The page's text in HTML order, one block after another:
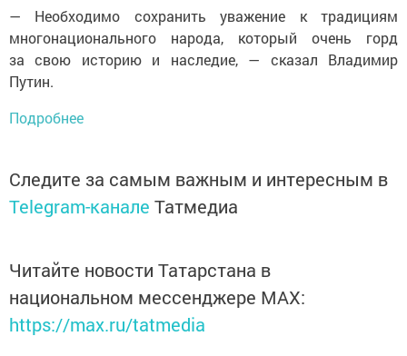
— Необходимо сохранить уважение к традициям
многонационального народа, который очень горд
за свою историю и наследие, — сказал Владимир
Путин.
Подробнее
Следите за самым важным и интересным в
Telegram-канале Татмедиа
Читайте новости Татарстана в
национальном мессенджере MАХ:
https://max.ru/tatmedia